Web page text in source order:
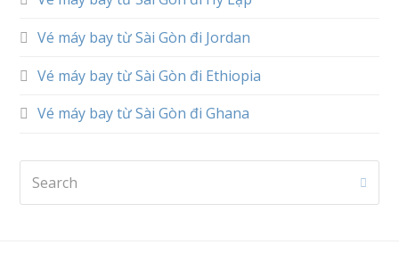
Vé máy bay từ Sài Gòn đi Jordan
Vé máy bay từ Sài Gòn đi Ethiopia
Vé máy bay từ Sài Gòn đi Ghana